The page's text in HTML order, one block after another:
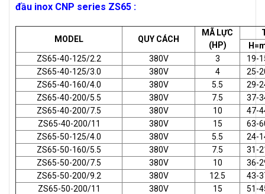
đầu inox CNP series ZS65 :
MODEL QUY CÁCH
MÃ LỰC
(HP)
ZS65-40-125/2.2
380V 3
19-
ZS65-40-125/3.0
380V 4
25-
ZS65-40-160/4.0
380V 5.5
29-
ZS65-40-200/5.5
380V 7.5
37-
ZS65-40-200/7.5
380V 10
47-
ZS65-40-200/11
380V 15
63-
ZS65-50-125/4.0
380V 5.5
24-
ZS65-50-160/5.5
380V 7.5
31-
ZS65-50-200/7.5
380V 10
36-
ZS65-50-200/9.2
380V 12.5
43-
ZS65-50-200/11
380V 15
51-